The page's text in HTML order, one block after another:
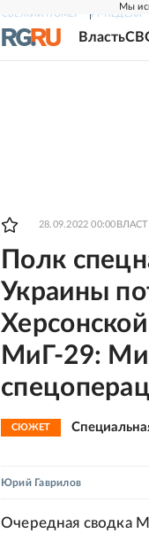
Мы
СВЕЖИЙ НОМЕР РГ-НЕДЕЛЯ
Власть
28.09.2022 00:00
Полк
Украины
МиГ-29:
СЮЖЕТ
Юрий Гаврилов
Очередная сводка